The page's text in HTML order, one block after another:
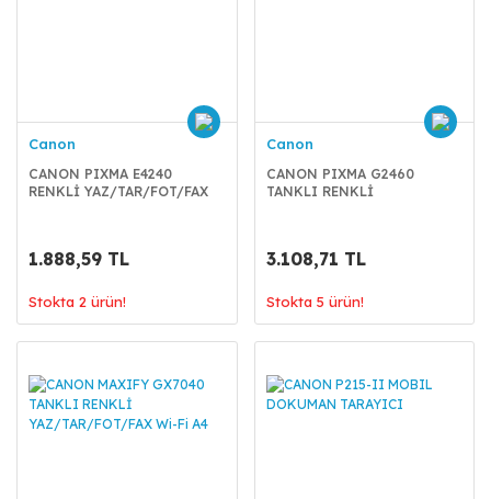
Canon
CANON PIXMA E4240
RENKLİ YAZ/TAR/FOT/FAX
1.888,59 TL
Stokta 2 ürün!
Canon
CANON PIXMA G2460
TANKLI RENKLİ
3.108,71 TL
Stokta 5 ürün!